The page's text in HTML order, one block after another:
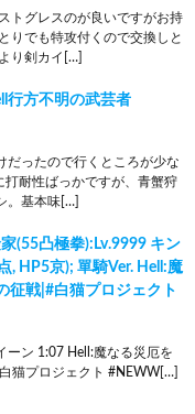
トグレスのが良いですがお持
りでも特攻付くので交換しと
り剣カイ[…]
行方不明の武芸者
だったので行くところが少な
打耐性ばっかですが、青蟹狩
。基本味[…]
(55凸極拳):Lv.9999 キン
, HP5京); 單騎Ver. Hell:魔
征戦|#白猫プロジェクト
ーン 1:07 Hell:魔なる災厄を
猫プロジェクト #NEWW[…]